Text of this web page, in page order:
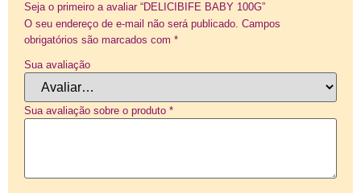
Seja o primeiro a avaliar “DELICIBIFE BABY 100G”
O seu endereço de e-mail não será publicado. Campos
obrigatórios são marcados com *
Sua avaliação
Sua avaliação sobre o produto *